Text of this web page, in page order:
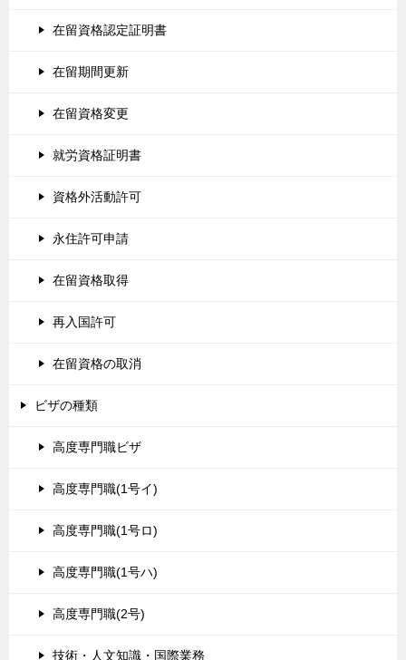
在留資格認定証明書
在留期間更新
在留資格変更
就労資格証明書
資格外活動許可
永住許可申請
在留資格取得
再入国許可
在留資格の取消
ビザの種類
高度専門職ビザ
高度専門職(1号イ)
高度専門職(1号ロ)
高度専門職(1号ハ)
高度専門職(2号)
技術・人文知識・国際業務